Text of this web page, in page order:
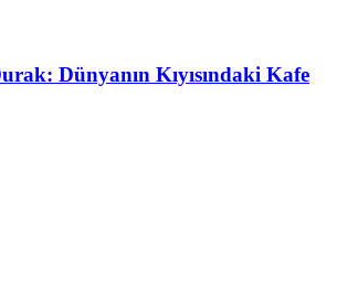
Dünyanın Kıyısındaki Kafe